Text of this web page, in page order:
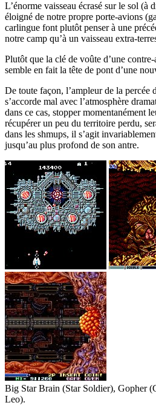
L’énorme vaisseau écrasé sur le sol (à
éloigné de notre propre porte-avions
carlingue font plutôt penser à une
notre camp qu’à un vaisseau extra-
Plutôt que la clé de voûte d’une
semble en fait la tête de pont d’une
De toute façon, l’ampleur de la percée
s’accorde mal avec l’atmosphère
dans ce cas, stopper momentanément
récupérer un peu du territoire perdu,
dans les shmups, il s’agit
jusqu’au plus profond de son antre.
Big Star Brain (Star Soldier), Gopher
Leo).